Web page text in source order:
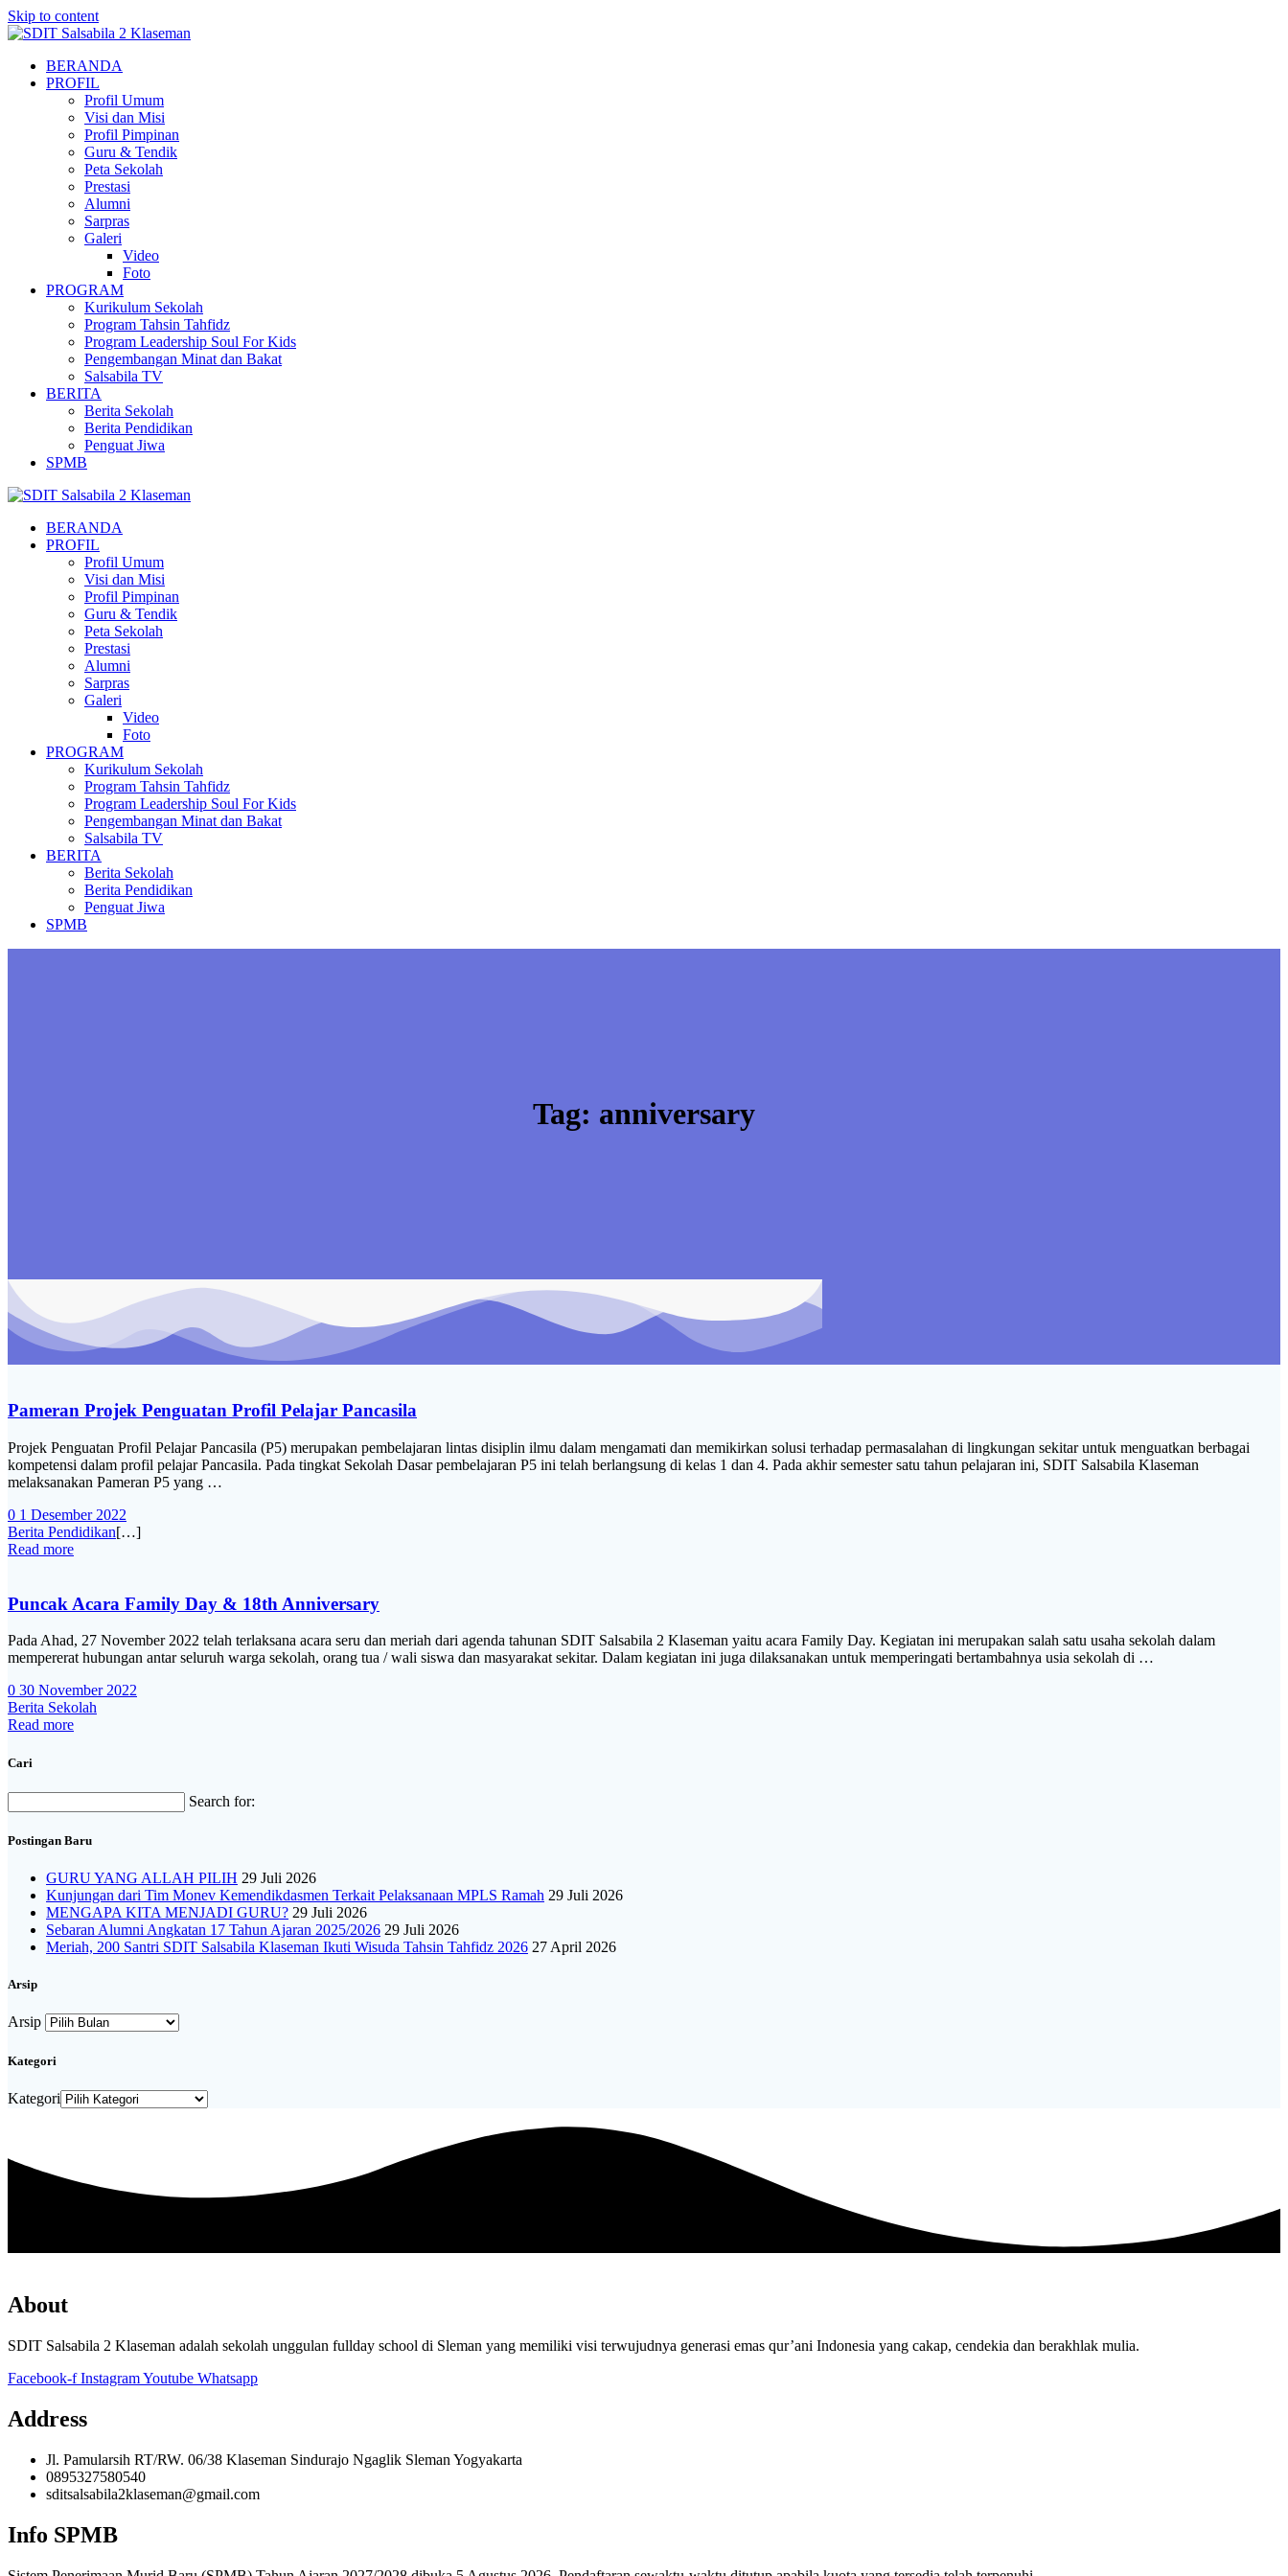
Skip to content
BERANDA
PROFIL
Profil Umum
Visi dan Misi
Profil Pimpinan
Guru & Tendik
Peta Sekolah
Prestasi
Alumni
Sarpras
Galeri
Video
Foto
PROGRAM
Kurikulum Sekolah
Program Tahsin Tahfidz
Program Leadership Soul For Kids
Pengembangan Minat dan Bakat
Salsabila TV
BERITA
Berita Sekolah
Berita Pendidikan
Penguat Jiwa
SPMB
BERANDA
PROFIL
Profil Umum
Visi dan Misi
Profil Pimpinan
Guru & Tendik
Peta Sekolah
Prestasi
Alumni
Sarpras
Galeri
Video
Foto
PROGRAM
Kurikulum Sekolah
Program Tahsin Tahfidz
Program Leadership Soul For Kids
Pengembangan Minat dan Bakat
Salsabila TV
BERITA
Berita Sekolah
Berita Pendidikan
Penguat Jiwa
SPMB
Tag: anniversary
Pameran Projek Penguatan Profil Pelajar Pancasila
Projek Penguatan Profil Pelajar Pancasila (P5) merupakan pembelajaran lintas disiplin ilmu dalam mengamati dan memikirkan solusi terhadap permasalahan di lingkungan sekitar untuk menguatkan berbagai
kompetensi dalam profil pelajar Pancasila. Pada tingkat Sekolah Dasar pembelajaran P5 ini telah berlangsung di kelas 1 dan 4. Pada akhir semester satu tahun pelajaran ini, SDIT Salsabila Klaseman
melaksanakan Pameran P5 yang …
0 1 Desember 2022
Berita Pendidikan[…]
Read more
Puncak Acara Family Day & 18th Anniversary
Pada Ahad, 27 November 2022 telah terlaksana acara seru dan meriah dari agenda tahunan SDIT Salsabila 2 Klaseman yaitu acara Family Day. Kegiatan ini merupakan salah satu usaha sekolah dalam
mempererat hubungan antar seluruh warga sekolah, orang tua / wali siswa dan masyarakat sekitar. Dalam kegiatan ini juga dilaksanakan untuk memperingati bertambahnya usia sekolah di …
0 30 November 2022
Berita Sekolah
Read more
Cari
Search for:
Postingan Baru
GURU YANG ALLAH PILIH 29 Juli 2026
Kunjungan dari Tim Monev Kemendikdasmen Terkait Pelaksanaan MPLS Ramah 29 Juli 2026
MENGAPA KITA MENJADI GURU? 29 Juli 2026
Sebaran Alumni Angkatan 17 Tahun Ajaran 2025/2026 29 Juli 2026
Meriah, 200 Santri SDIT Salsabila Klaseman Ikuti Wisuda Tahsin Tahfidz 2026 27 April 2026
Arsip
Arsip
Kategori
Kategori
About
SDIT Salsabila 2 Klaseman adalah sekolah unggulan fullday school di Sleman yang memiliki visi terwujudnya generasi emas qur’ani Indonesia yang cakap, cendekia dan berakhlak mulia.
Facebook-f InstagramYoutube Whatsapp
Address
Jl. Pamularsih RT/RW. 06/38 Klaseman Sindurajo Ngaglik Sleman Yogyakarta
0895327580540
sditsalsabila2klaseman@gmail.com
Info SPMB